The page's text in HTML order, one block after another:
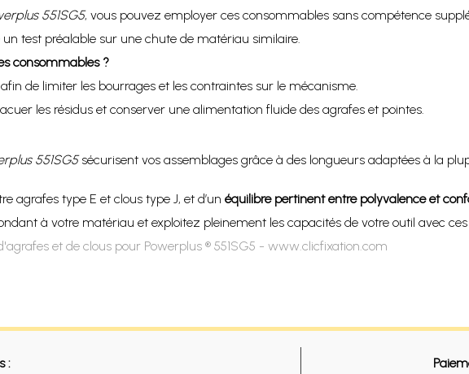
551SG5, vous pouvez employer ces consommables sans compétence
test préalable sur une chute de matériau similaire.
consommables ?
de limiter les bourrages et les contraintes sur le mécanisme.
les résidus et conserver une alimentation fluide des agrafes et pointes.
551SG5sécurisent vos assemblages grâce à des longueurs adaptées à la
agrafes type E et clous type J, et d’un équilibre pertinent entre polyvalence et
à votre matériau et exploitez pleinement les capacités de votre outil avec
et de clous pour Powerplus ® 551SG5 - www.clicfixation.com
: